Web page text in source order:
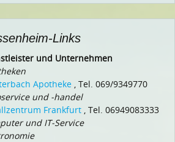
Links
und Unternehmen
Apotheke , Tel. 069/9349770
und -handel
Frankfurt , Tel. 06949083333
und IT-Service